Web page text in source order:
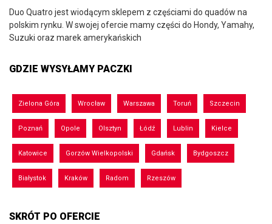
Duo Quatro jest wiodącym sklepem z częściami do quadów na
polskim rynku. W swojej ofercie mamy części do Hondy, Yamahy,
Suzuki oraz marek amerykańskich
GDZIE WYSYŁAMY PACZKI
Zielona Góra Wrocław Warszawa Toruń Szczecin
Poznań Opole Olsztyn Łódź Lublin Kielce
Katowice Gorzów Wielkopolski Gdańsk Bydgoszcz
Białystok Kraków Radom Rzeszów
SKRÓT PO OFERCIE